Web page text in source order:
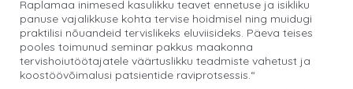
Raplamaa inimesed kasulikku teavet ennetuse ja isikliku
panuse vajalikkuse kohta tervise hoidmisel ning muidugi
praktilisi nõuandeid tervislikeks eluviisideks. Päeva teises
pooles toimunud seminar pakkus maakonna
tervishoiutöötajatele väärtuslikku teadmiste vahetust ja
koostöövõimalusi patsientide raviprotsessis.“